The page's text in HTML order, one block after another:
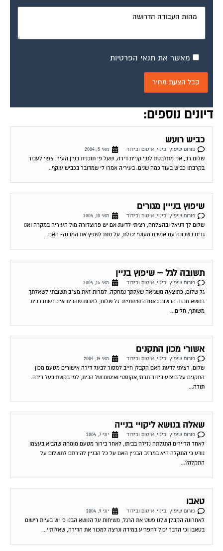
מאשר את תנאי הפרטיות
דיונים נוספים:
כביש רועש
פורום שיפוץ ובינוי, איטום ובידוד
מאי 5, 2004
שלום רב, אני מתלבטת לגבי קניית דירה, שעל פי תוכנית בניין העיר, צפוי לעבור
בקרבתו כביש בעוד כמה שנים. בעיריה אמרו לי שמדובר בכביש עוקף...
שיפוץ בנייין מגורים
פורום שיפוץ ובינוי, איטום ובידוד
מאי 10, 2004
שלום לך דניאל ובהצלחה, רציתי לדעת אם יש פרוצדורה מול העיריה במקרה ואנו
גרים בשכונה עם אנשים מעוטי יכולת, על מנת לשפץ את המבנה- האם...
תשובה לגל – שיפוץ בניין
פורום שיפוץ ובינוי, איטום ובידוד
מאי 15, 2004
גל שלום, כתוצאה משגיאה שאלתך נמחקה. למרות זאת מצ"ב תשובתי לשאלתך
בנושא מבנה הרשום כאגודה שיתופית. גל שלום, למרות שהבית אינו רשום כבית
משותף, חלים...
אשורי מכון התקנים
פורום שיפוץ ובינוי, איטום ובידוד
מאי 19, 2004
שלום, רציתי לדעת האם הקבלן חייב למסור לבעל דירה אישורים מטעם מכון
התקנים על ביצוע בידוד תרמי,אקוסטי ואיטום של הבית, לפי בקשת בעל דירה.
תודה...
שאלה בנושא ליקויי בנייה
פורום שיפוץ ובינוי, איטום ובידוד
יוני 7, 2004
לאחד הדיירים התגלתה נזילה בביתו, לאחר בירור מטעם מומחה שהביא בעצמו
נודע כי התקלה היא במרזב הבניין האם על כל הבניין להירתם לתשלום על
התקלה?...
טאבו
פורום שיפוץ ובינוי, איטום ובידוד
יוני 9, 2004
לאחרונה הקבלן שלנו פשט את הרגל, משיחות על הנושא הבנו כי יש בעיית רישום
בטאבו וכי הדבר יכול להפריע במידה ונרצה למכור את הדירה, שאלותיי...